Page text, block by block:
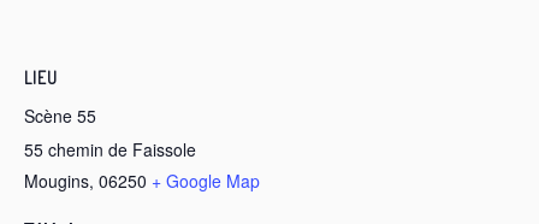
LIEU
Scène 55
55 chemin de Faissole
Mougins, 06250 + Google Map